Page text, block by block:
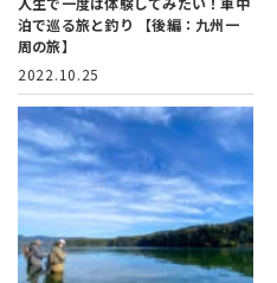
泊で巡る旅と釣り
【後編：九州一
周の旅】
2022.10.25